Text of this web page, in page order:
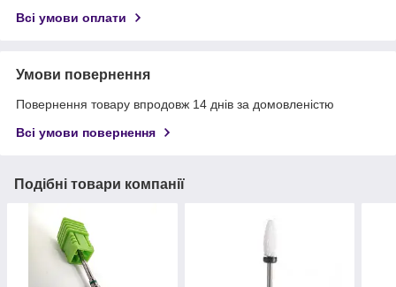
Всі умови оплати
Умови повернення
Повернення товару впродовж 14 днів за домовленістю
Всі умови повернення
Подібні товари компанії